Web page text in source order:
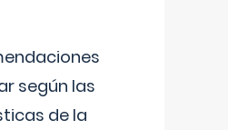
según las
de la